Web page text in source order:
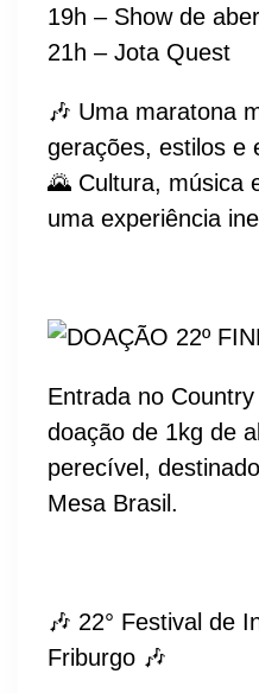
19h – Show de
21h – Jota Quest
🎶 Uma maratona
gerações, estilos e
🌄 Cultura, música
uma experiência
Entrada no
doação de 1kg de
perecível,
Mesa Brasil.
🎶 22° Festival de
Friburgo 🎶